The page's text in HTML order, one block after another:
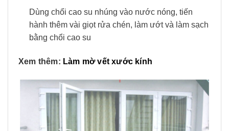
Dùng chổi cao su nhúng vào nước nóng, tiến
hành thêm vài giọt rửa chén, làm ướt và làm sạch
bằng chổi cao su
Xem thêm: Làm mờ vết xước kính